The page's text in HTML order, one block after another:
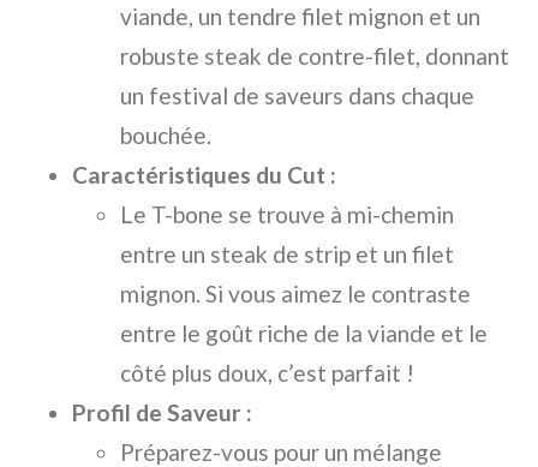
viande, un tendre filet mignon et un
robuste steak de contre-filet, donnant
un festival de saveurs dans chaque
bouchée.
Caractéristiques du Cut :
Le T-bone se trouve à mi-chemin
entre un steak de strip et un filet
mignon. Si vous aimez le contraste
entre le goût riche de la viande et le
côté plus doux, c’est parfait !
Profil de Saveur :
Préparez-vous pour un mélange